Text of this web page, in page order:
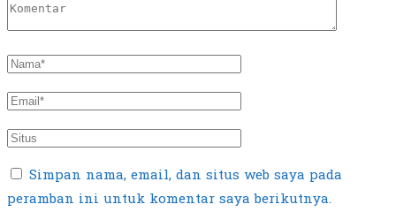
Simpan nama, email, dan situs web saya pada
peramban ini untuk komentar saya berikutnya.